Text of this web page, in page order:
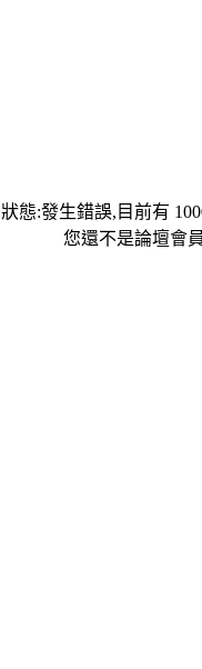
狀態:發生錯誤,目前有
您還不是論壇會